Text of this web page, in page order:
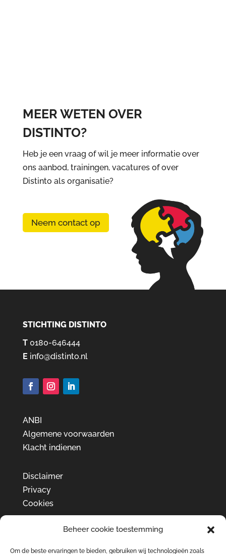
Beheer cookie toestemming
Om de beste ervaringen te bieden, gebruiken wij technologieën zoals
MEER WETEN OVER
DISTINTO?
Heb je een vraag of wil je meer informatie over
ons aanbod, trainingen, vacatures of over
Distinto als organisatie?
Neem contact op
STICHTING DISTINTO
T0180-646444
E info@distinto.nl
ANBI
Algemene voorwaarden
Klacht indienen
Disclaimer
Privacy
Cookies